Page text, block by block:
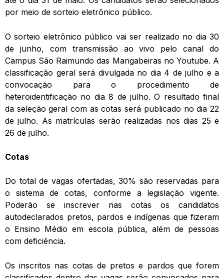
por meio de sorteio eletrônico público.
O sorteio eletrônico público vai ser realizado no dia 30
de junho, com transmissão ao vivo pelo canal do
Campus São Raimundo das Mangabeiras no Youtube. A
classificação geral será divulgada no dia 4 de julho e a
convocação para o procedimento de
heteroidentificação no dia 8 de julho. O resultado final
da seleção geral com as cotas será publicado no dia 22
de julho. As matrículas serão realizadas nos dias 25 e
26 de julho.
Cotas
Do total de vagas ofertadas, 30% são reservadas para
o sistema de cotas, conforme a legislação vigente.
Poderão se inscrever nas cotas os candidatos
autodeclarados pretos, pardos e indígenas que fizeram
o Ensino Médio em escola pública, além de pessoas
com deficiência.
Os inscritos nas cotas de pretos e pardos que forem